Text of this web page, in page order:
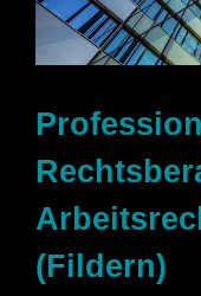
(Fildern)